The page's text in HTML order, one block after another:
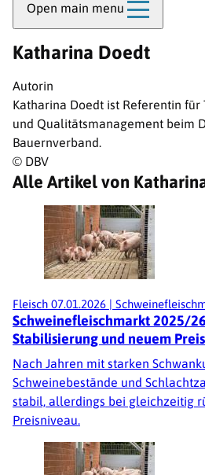
Open main menu
Katharina Doedt
Autorin
Katharina Doedt ist Referentin
und Qualitätsmanagement beim
Bauernverband.
© DBV
Alle Artikel von
Fleisch 07.01.2026 |
Schweinefleischmarkt 2025/
Stabilisierung und neuem
Nach Jahren mit starken
Schweinebestände und
stabil, allerdings bei gleichzeitig
Preisniveau.